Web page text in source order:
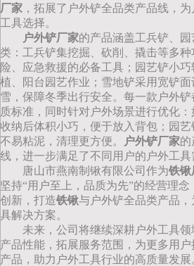
厂家 ，拓展了户外铲全品类产品线，
工具选择。
户外铲厂家的产品涵盖工兵铲、
类：工兵铲集挖掘、砍削、撬击等多
险、应急救援的必备工具；园艺铲小
植、阳台园艺作业；雪地铲采用宽铲
雪，保障冬季出行安全。每一款户外铲
质标准，同时针对户外场景进行优化：
收纳后体积小巧，便于放入背包；园艺
不易粘泥，清理更方便。
户外铲厂家的
线，进一步满足了不同用户的户外工具
唐山市燕南制锹有限公司作为铁锹
坚持“用户至上，品质为先”的经营理念
创新，打造铁锹与户外铲全品类产品
具解决方案。
未来，公司将继续深耕户外工具
产品性能，拓展服务范围，为更多用户
产品，助力户外工具行业的高质量发展